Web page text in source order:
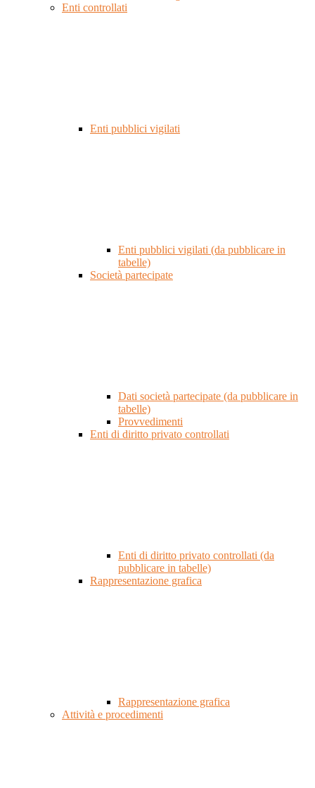
Enti controllati
Enti pubblici vigilati
Enti pubblici vigilati (da pubblicare in
tabelle)
Società partecipate
Dati società partecipate (da pubblicare in
tabelle)
Provvedimenti
Enti di diritto privato controllati
Enti di diritto privato controllati (da
pubblicare in tabelle)
Rappresentazione grafica
Rappresentazione grafica
Attività e procedimenti